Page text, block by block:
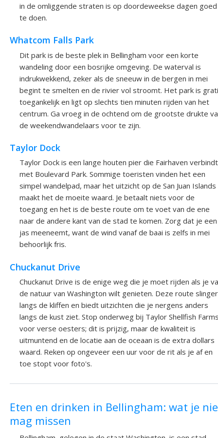
in de omliggende straten is op doordeweekse dagen goed
te doen.
Whatcom Falls Park
Dit park is de beste plek in Bellingham voor een korte
wandeling door een bosrijke omgeving. De waterval is
indrukwekkend, zeker als de sneeuw in de bergen in mei
begint te smelten en de rivier vol stroomt. Het park is
toegankelijk en ligt op slechts tien minuten rijden van het
centrum. Ga vroeg in de ochtend om de grootste drukte
de weekendwandelaars voor te zijn.
Taylor Dock
Taylor Dock is een lange houten pier die Fairhaven verbindt
met Boulevard Park. Sommige toeristen vinden het een
simpel wandelpad, maar het uitzicht op de San Juan Islands
maakt het de moeite waard. Je betaalt niets voor de
toegang en het is de beste route om te voet van de ene
naar de andere kant van de stad te komen. Zorg dat je een
jas meeneemt, want de wind vanaf de baai is zelfs in mei
behoorlijk fris.
Chuckanut Drive
Chuckanut Drive is de enige weg die je moet rijden als je
de natuur van Washington wilt genieten. Deze route
langs de kliffen en biedt uitzichten die je nergens anders
langs de kust ziet. Stop onderweg bij Taylor Shellfish
voor verse oesters; dit is prijzig, maar de kwaliteit is
uitmuntend en de locatie aan de oceaan is de extra dollars
waard. Reken op ongeveer een uur voor de rit als je af en
toe stopt voor foto's.
Eten en drinken in Bellingham: wat je
mag missen